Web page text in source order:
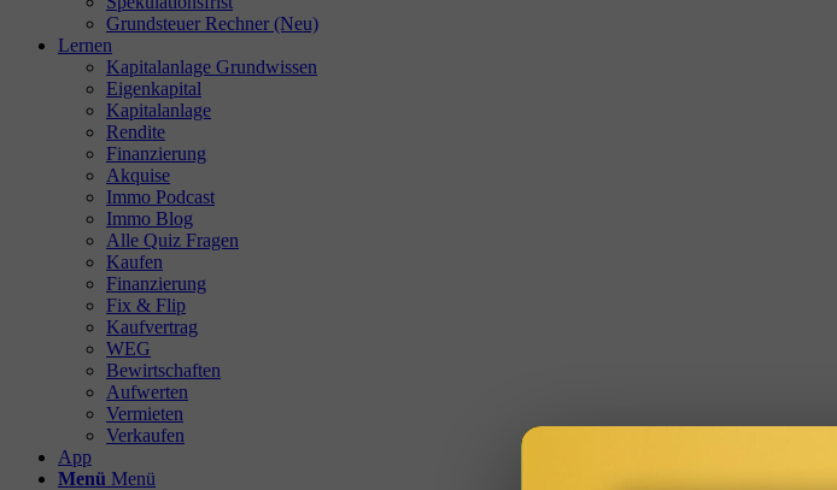
Grundsteuer Rechner (Neu)
Lernen
Kapitalanlage Grundwissen
Eigenkapital
Kapitalanlage
Rendite
Finanzierung
Akquise
Immo Podcast
Immo Blog
Alle Quiz Fragen
Kaufen
Finanzierung
Fix & Flip
Kaufvertrag
WEG
Bewirtschaften
Aufwerten
Vermieten
Verkaufen
App
Menü Menü